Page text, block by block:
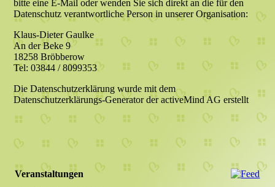
bitte eine E-Mail oder wenden Sie sich direkt an die für den
Datenschutz verantwortliche Person in unserer Organisation:
Klaus-Dieter Gaulke
An der Beke 9
18258 Bröbberow
Tel: 03844 / 8099353
Die Datenschutzerklärung wurde mit dem
Datenschutzerklärungs-Generator der activeMind AG erstellt
Veranstaltungen